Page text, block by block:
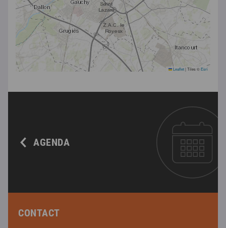
Leaflet|Tiles ©Esri
AGENDA
CONTACT